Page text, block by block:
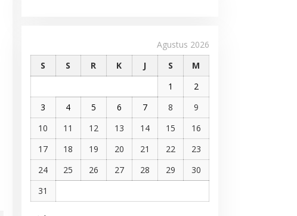
Agustus 2026
S
S R K J S
M
1
2
3
4 5 6 7 8
9
10
11 12 13 14 15
16
17
18 19 20 21 22
23
24
25 26 27 28 29
30
31